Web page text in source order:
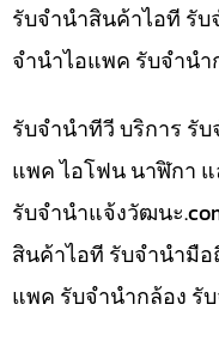
รับจำนำสินค้าไอที รั
จำนำไอแพค รับจำนำ
รับจำนำทีวี บริการ รั
แพค ไอโฟน นาฬิกา
รับจํานําแจ้งวัฒนะ
สินค้าไอที รับจำนำมื
แพค รับจำนำกล้อง รั